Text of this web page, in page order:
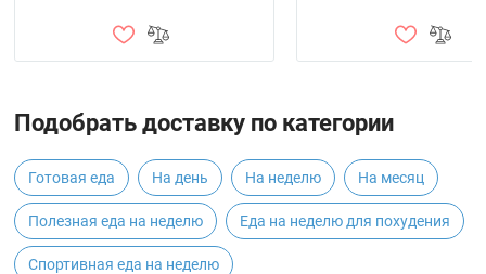
Подобрать доставку по категории
Готовая еда На день На неделю На месяц
Полезная еда на неделю Еда на неделю для похудения
Спортивная еда на неделю